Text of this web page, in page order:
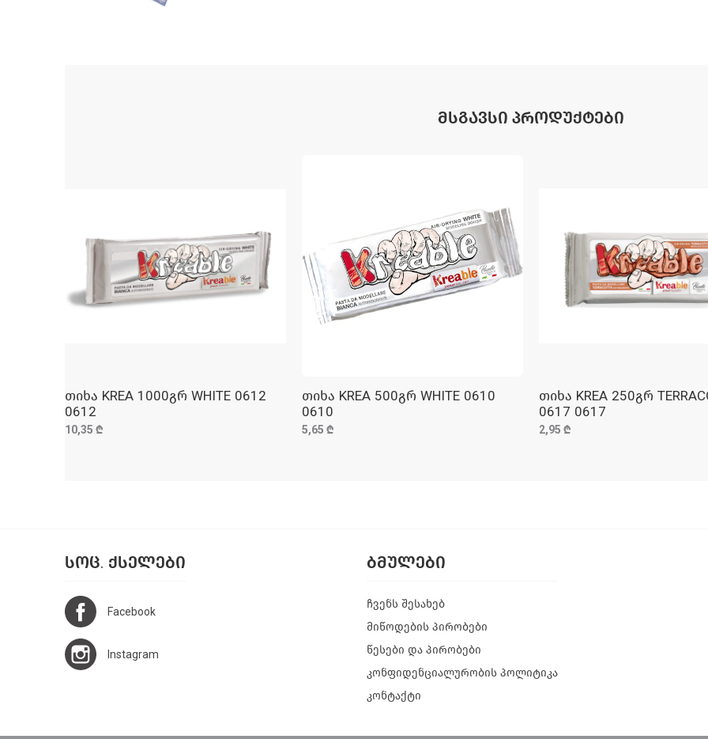
ᲛᲡᲒᲐᲕᲡᲘ ᲞᲠᲝᲓᲣᲥᲢᲔᲑᲘ
ᲓᲐᲛᲐᲢᲔᲑᲐ
თიხა KREA 1000გრ WHITE 0612
0612
10,35 ₾
ᲓᲐᲛᲐᲢᲔᲑᲐ
თიხა KREA 500გრ WHITE 0610
0610
5,65 ₾
ᲓᲐᲛᲐᲢᲔᲑᲐ
თიხა KREA 250გრ
0617 0617
2,95 ₾
ᲡᲝᲪ. ᲥᲡᲔᲚᲔᲑᲘ
Facebook
Instagram
ᲑᲛᲣᲚᲔᲑᲘ
ჩვენს შესახებ
მიწოდების პირობები
წესები და პირობები
კონფიდენციალურობის პოლიტიკა
კონტაქტი